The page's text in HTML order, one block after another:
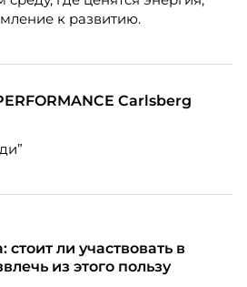
к развитию.
Carlsberg
стоит ли участвовать в
из этого пользу